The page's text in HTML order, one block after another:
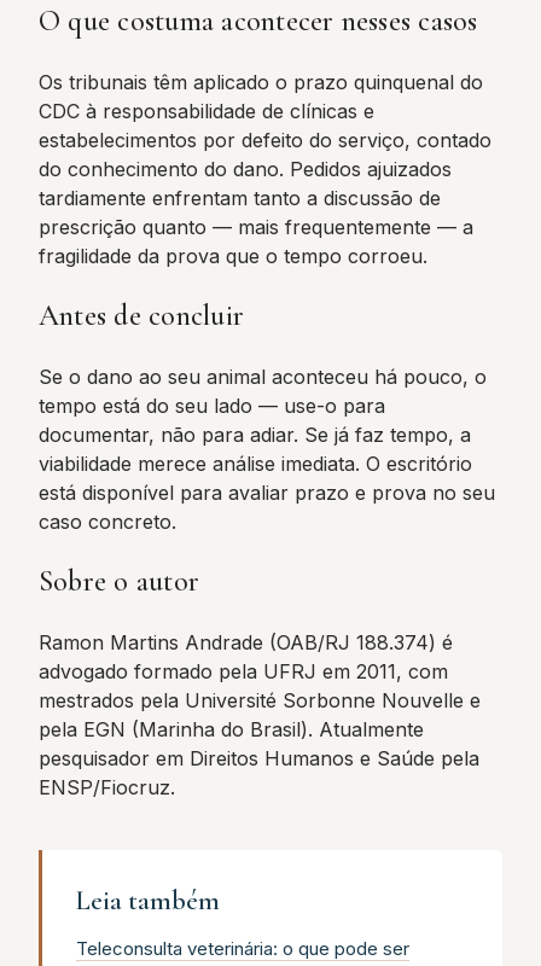
O que costuma acontecer nesses casos
Os tribunais têm aplicado o prazo quinquenal do
CDC à responsabilidade de clínicas e
estabelecimentos por defeito do serviço, contado
do conhecimento do dano. Pedidos ajuizados
tardiamente enfrentam tanto a discussão de
prescrição quanto — mais frequentemente — a
fragilidade da prova que o tempo corroeu.
Antes de concluir
Se o dano ao seu animal aconteceu há pouco, o
tempo está do seu lado — use-o para
documentar, não para adiar. Se já faz tempo, a
viabilidade merece análise imediata. O escritório
está disponível para avaliar prazo e prova no seu
caso concreto.
Sobre o autor
Ramon Martins Andrade (OAB/RJ 188.374) é
advogado formado pela UFRJ em 2011, com
mestrados pela Université Sorbonne Nouvelle e
pela EGN (Marinha do Brasil). Atualmente
pesquisador em Direitos Humanos e Saúde pela
ENSP/Fiocruz.
Leia também
Teleconsulta veterinária: o que pode ser